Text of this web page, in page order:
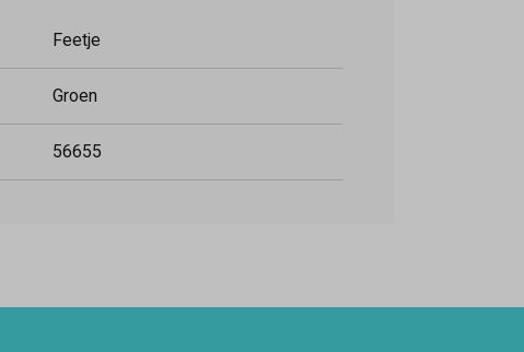
Feetje
Groen
56655